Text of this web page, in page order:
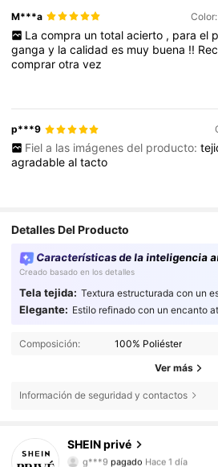
M***a
La compra un total acierto , para el
gangay lacalidades muy buena !!
comprarotravez
p***9
Fiel a las imágenes del producto:
agradablealtacto
Detalles Del Producto
Características de la inteligencia
Creado basado en los detalles
Tela tejida: Textura estructurada con un
Elegante: Estilo refinado con un encanto
Composición: 100% Poliéster
Ver más
Información de seguridad y contactos
SHEIN privé
4,85
1.1M Seguidores
g***9